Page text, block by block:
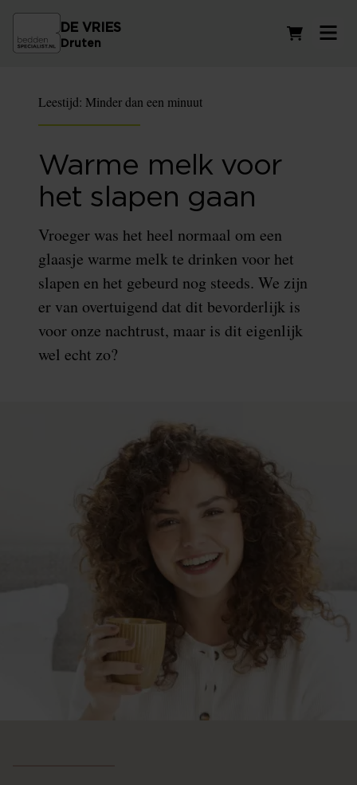
DE VRIES
Druten
Leestijd: Minder dan een minuut
Warme melk voor
het slapen gaan
Vroeger was het heel normaal om een
glaasje warme melk te drinken voor het
slapen en het gebeurd nog steeds. We zijn
er van overtuigend dat dit bevorderlijk is
voor onze nachtrust, maar is dit eigenlijk
wel echt zo?